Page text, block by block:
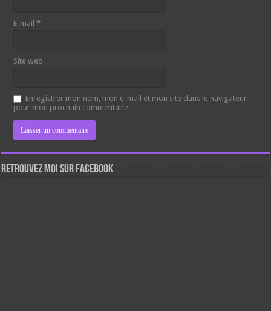
E-mail*
Site web
Enregistrer mon nom, mon e-mail et mon site dans le navigateur
pour mon prochain commentaire.
Retrouvez moi sur Facebook